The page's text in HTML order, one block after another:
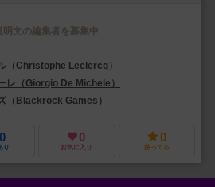
明文の編集者を募集中
（Christophe Leclercq）
レ（Giorgio De Michele）
（Blackrock Games）
0
り
0
お気に入り
0
持ってる